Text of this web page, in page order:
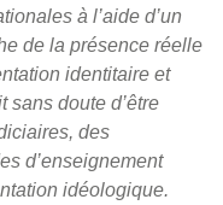
à l’aide d’un
de la présence réelle
identitaire et
sans doute d’être
des
d’enseignement
idéologique.